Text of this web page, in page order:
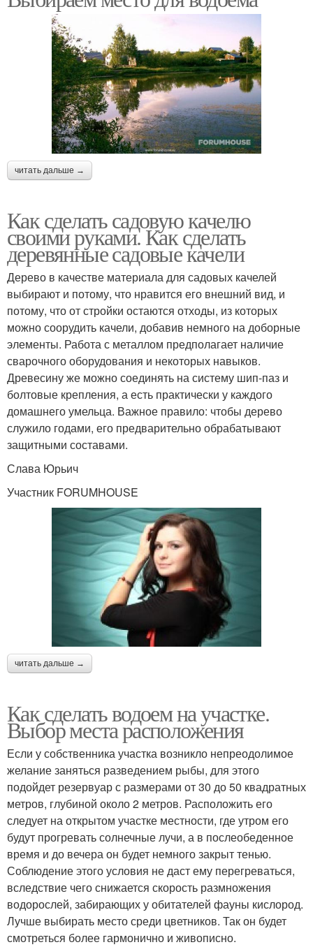
читать дальше →
Как сделать садовую качелю
своими руками. Как сделать
деревянные садовые качели
Дерево в качестве материала для садовых качелей
выбирают и потому, что нравится его внешний вид, и
потому, что от стройки остаются отходы, из которых
можно соорудить качели, добавив немного на доборные
элементы. Работа с металлом предполагает наличие
сварочного оборудования и некоторых навыков.
Древесину же можно соединять на систему шип-паз и
болтовые крепления, а есть практически у каждого
домашнего умельца. Важное правило: чтобы дерево
служило годами, его предварительно обрабатывают
защитными составами.
Слава Юрьич
Участник FORUMHOUSE
читать дальше →
Как сделать водоем на участке.
Выбор места расположения
Если у собственника участка возникло непреодолимое
желание заняться разведением рыбы, для этого
подойдет резервуар с размерами от 30 до 50 квадратных
метров, глубиной около 2 метров. Расположить его
следует на открытом участке местности, где утром его
будут прогревать солнечные лучи, а в послеобеденное
время и до вечера он будет немного закрыт тенью.
Соблюдение этого условия не даст ему перегреваться,
вследствие чего снижается скорость размножения
водорослей, забирающих у обитателей фауны кислород.
Лучше выбирать место среди цветников. Так он будет
смотреться более гармонично и живописно.